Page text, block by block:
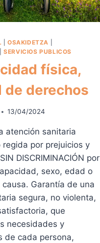
|OSAKIDETZA
|SERVICIOS PUBLICOS
física,
derechos
13/04/2024
atención sanitaria
por prejuicios y
DISCRIMINACIÓN por
sexo, edad o
Garantía de una
segura, no violenta,
que
necesidades y
de cada persona,